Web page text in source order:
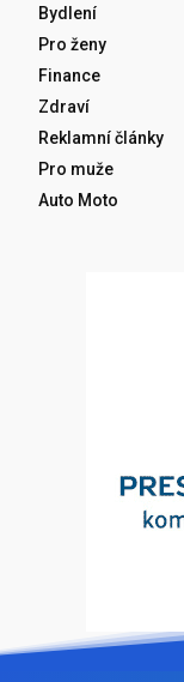
Bydlení
Pro ženy
Finance
Zdraví
Reklamní články
Pro muže
Auto Moto